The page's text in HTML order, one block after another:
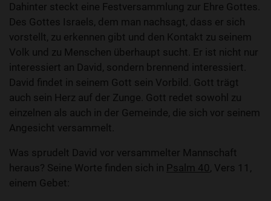
Dahinter steckt eine Festversammlung zur Ehre Gottes.
Des Gottes Israels, dem man nachsagt, dass er sich
vorstellt, zu erkennen gibt und den Kontakt zu seinem
Volk und zu Menschen überhaupt sucht. Er ist nicht nur
interessiert an David, sondern brennend interessiert.
David findet in seinem Gott sein Vorbild. Gott trägt
auch sein Herz auf der Zunge. Gott redet sowohl zu
einzelnen als auch in der Gemeinde, die sich vor seinem
Angesicht versammelt.
Was sprudelt David vor versammelter Mannschaft
heraus? Seine Worte finden sich in Psalm 40, Vers 11,
einem Gebet: